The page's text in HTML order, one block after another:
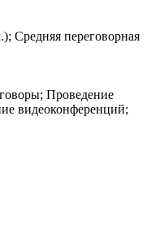
Средняя переговорная
Проведение
видеоконференций;